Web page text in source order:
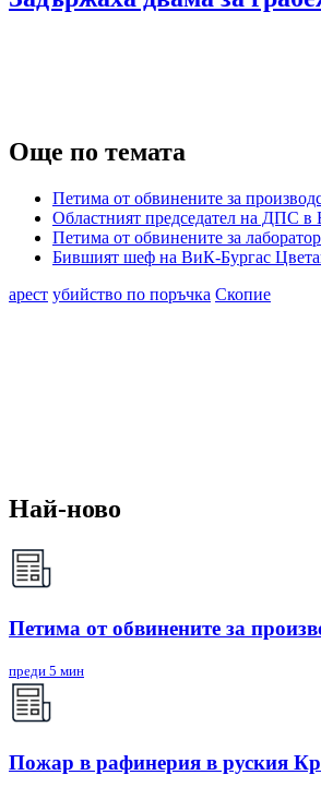
Още по темата
Петима от обвинените за
Областният председател на ДПС в
Петима от обвинените за
Бившият шеф на ВиК-Бургас
арест убийство по поръчка Скопие
Най-ново
Петима от обвинените за
преди 5 мин
Пожар в рафинерия в руския